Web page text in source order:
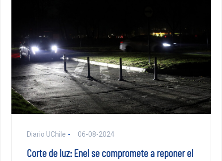
Diario UChile 06-08-2024
Corte de luz: Enel se compromete a reponer el